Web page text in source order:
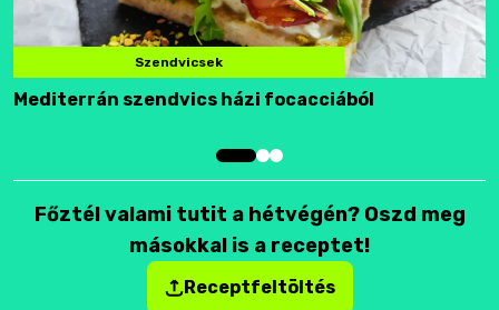
Szendvicsek
Mediterrán szendvics házi focacciából
Főztél valami tutit a hétvégén? Oszd meg
másokkal is a receptet!
Receptfeltöltés